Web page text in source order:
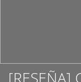
[RESEÑA]